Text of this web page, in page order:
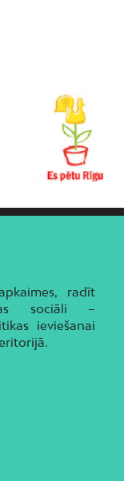
radīt
sociāli –
ieviešanai